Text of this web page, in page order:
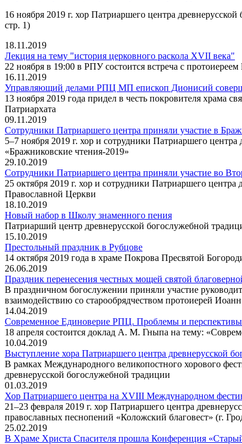
16 ноября 2019 г. хор Патриаршего центра
стр. 1)
18.11.2019
Лекция на тему "история церковного раскола XVII века"
22 ноября в 19:00 в РПУ состоится встреча с
16.11.2019
Управляющий делами РПЦ МП епископ Дионисий
13 ноября 2019 года придел в честь покровителя
Патриархата
09.11.2019
Сотрудники Патриаршего центра приняли участие в
5–7 ноября 2019 г. хор и сотрудники Патриаршего
«Бражниковские чтения-2019»
29.10.2019
Сотрудники Патриаршего центра приняли участие во
25 октября 2019 г. хор и сотрудники Патриаршего
Православной Церкви
18.10.2019
Новый набор в Школу знаменного пения
Патриарший центр древнерусской богослужебной
15.10.2019
Престольный праздник в Рубцове
14 октября 2019 года в храме Покрова Пресвятой
26.06.2019
Праздник перенесения честных мощей святой
В праздничном богослужении приняли участие
взаимодействию со старообрядчеством протоиерей
14.04.2019
Современное Единоверие РПЦ. Проблемы и перспективы
18 апреля состоится доклад А. М. Гныпа на тему:
10.04.2019
Выступление хора Патриаршего центра древнерусской
В рамках Международного великопостного хорового
древнерусской богослужебной традиции
01.03.2019
Хор Патриаршего центра на XVIII Международном
21–23 февраля 2019 г. хор Патриаршего центра
православных песнопений «Коложский благовест» (г.
25.02.2019
В Храме Христа Спасителя прошла Конференция